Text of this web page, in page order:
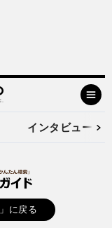
インタビュー
に戻る